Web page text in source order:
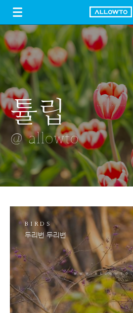
FREE DOWNLOAD
튤립
@ allowto
고양이
@ allowto
티라이트
봉투
@ allowto
폭포의
@ allowto
흐린날의
오랑대
@ allowto
BIRDS
두리번 두리번